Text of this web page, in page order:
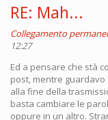
RE: Mah...
Collegamento
12:27
Ed a pensare che stà
post, mentre
alla fine della
basta cambiare le
oppure in un altro.